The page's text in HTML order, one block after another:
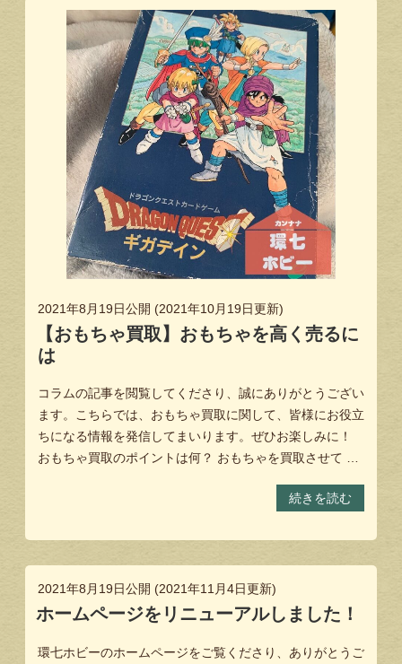
2021年8月19日公開 (2021年10月19日更新)
【おもちゃ買取】おもちゃを高く売るに
は
コラムの記事を閲覧してくださり、誠にありがとうござい
ます。こちらでは、おもちゃ買取に関して、皆様にお役立
ちになる情報を発信してまいります。ぜひお楽しみに！
おもちゃ買取のポイントは何？ おもちゃを買取させて …
続きを読む
2021年8月19日公開 (2021年11月4日更新)
ホームページをリニューアルしました！
環七ホビーのホームページをご覧くださり、ありがとうご